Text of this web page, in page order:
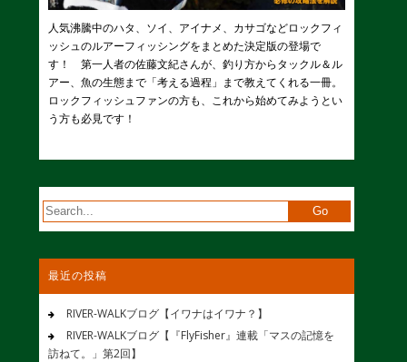
人気沸騰中のハタ、ソイ、アイナメ、カサゴなどロックフィ
ッシュのルアーフィッシングをまとめた決定版の登場で
す！ 第一人者の佐藤文紀さんが、釣り方からタックル＆ル
アー、魚の生態まで「考える過程」まで教えてくれる一冊。
ロックフィッシュファンの方も、これから始めてみようとい
う方も必見です！
最近の投稿
RIVER-WALKブログ【イワナはイワナ？】
RIVER-WALKブログ【『FlyFisher』連載「マスの記憶を
訪ねて。」第2回】